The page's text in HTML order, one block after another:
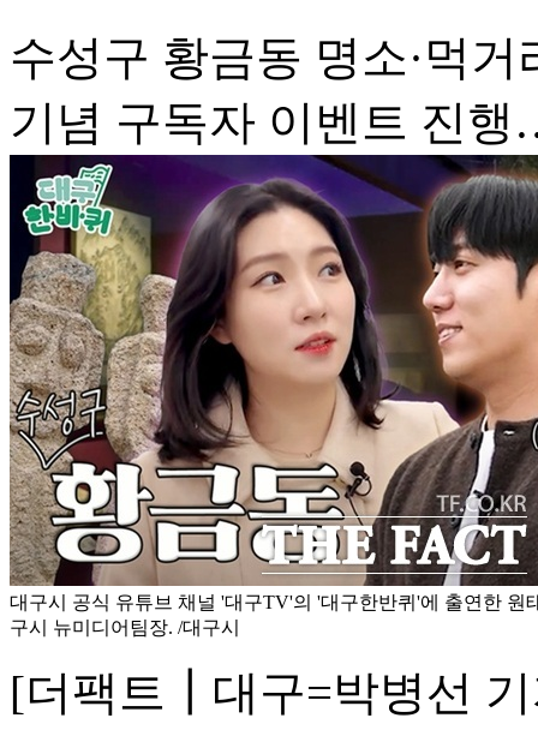
수성구 황금동 명소·먹거
기념 구독자 이벤트 진
대구시 공식 유튜브 채널 '대구TV'의 '대구한반퀴'에 출연한 원
구시 뉴미디어팀장. /대구시
[더팩트┃대구=박병선